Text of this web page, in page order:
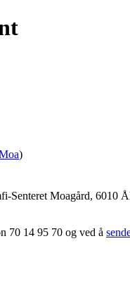
)
Senteret Moagård, 6010
70 14 95 70 og ved å